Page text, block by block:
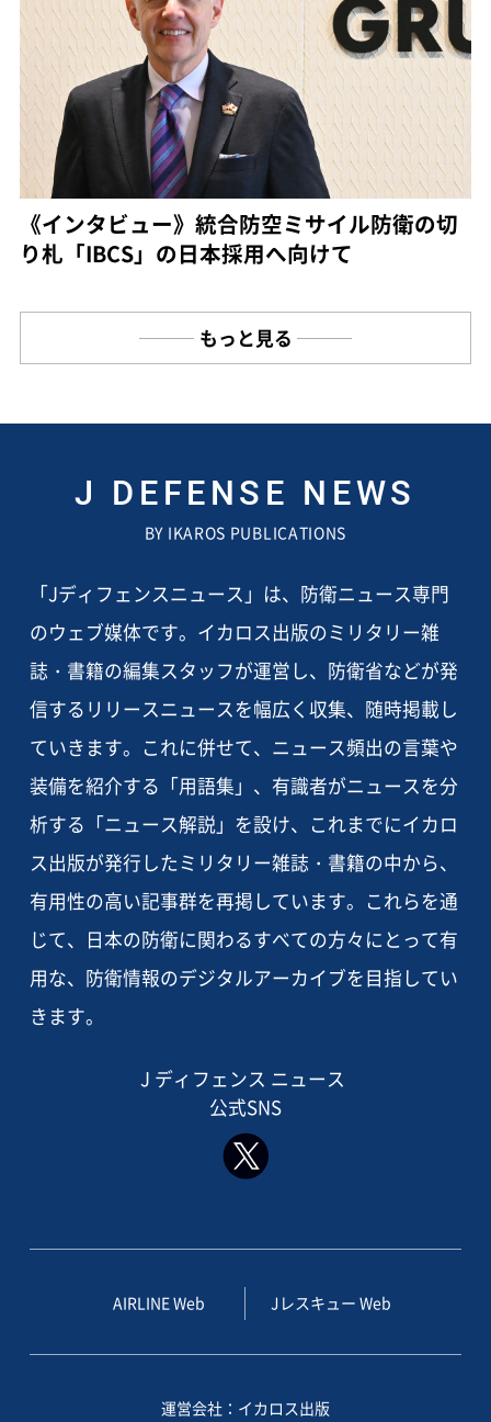
《インタビュー》統合防空ミサイル防衛の切
り札「IBCS」の日本採用へ向けて
もっと見る
J DEFENSE NEWS
BY IKAROS PUBLICATIONS
「Jディフェンスニュース」は、防衛ニュース専門
のウェブ媒体です。イカロス出版のミリタリー雑
誌・書籍の編集スタッフが運営し、防衛省などが発
信するリリースニュースを幅広く収集、随時掲載し
ていきます。これに併せて、ニュース頻出の言葉や
装備を紹介する「用語集」、有識者がニュースを分
析する「ニュース解説」を設け、これまでにイカロ
ス出版が発行したミリタリー雑誌・書籍の中から、
有用性の高い記事群を再掲しています。これらを通
じて、日本の防衛に関わるすべての方々にとって有
用な、防衛情報のデジタルアーカイブを目指してい
きます。
J ディフェンス ニュース
公式SNS
AIRLINE Web Jレスキュー Web
運営会社：イカロス出版